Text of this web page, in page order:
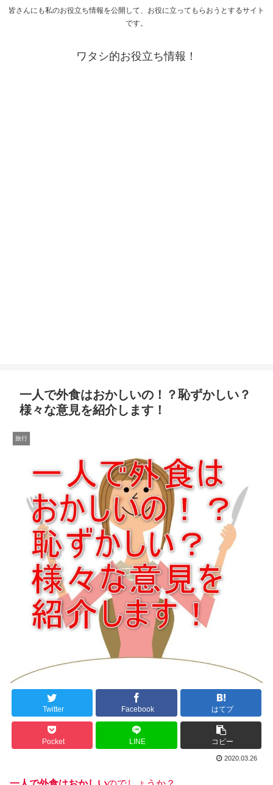
皆さんにも私のお役立ち情報を公開して、お役に立ってもらおうとするサイト
です。
ワタシ的お役立ち情報！
一人で外食はおかしいの！？恥ずかしい？
様々な意見を紹介します！
旅行
Twitter Facebook はてブ
Pocket LINE コピー
2020.03.26